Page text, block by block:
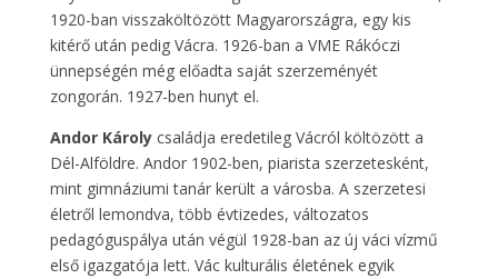
1920-ban visszaköltözött Magyarországra, egy kis
kitérő után pedig Vácra. 1926-ban a VME Rákóczi
ünnepségén még előadta saját szerzeményét
zongorán. 1927-ben hunyt el.
Andor Károlycsaládja eredetileg Vácról költözött a
Dél-Alföldre. Andor 1902-ben, piarista szerzetesként,
mint gimnáziumi tanár került a városba. A szerzetesi
életről lemondva, több évtizedes, változatos
pedagóguspálya után végül 1928-ban az új váci vízmű
első igazgatója lett. Vác kulturális életének egyik